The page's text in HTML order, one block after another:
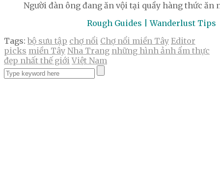
Người đàn ông đang ăn vội tại quầy hàng thức
Rough Guides | Wanderlust Tips
Tags: bộ sưu tập chợ nổi Chợ nổi miền Tây Editor
picks miền Tây Nha Trang những hình ảnh ẩm thực
đẹp nhất thế giới Việt Nam